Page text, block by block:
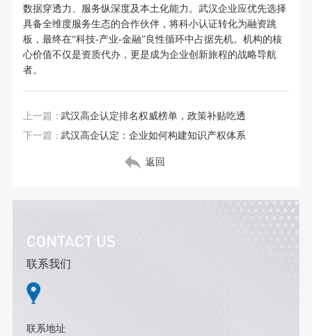
数据穿透力、服务纵深度及本土化能力。武汉企业应优先选择
具备全维度服务生态的合作伙伴，将科小认证转化为融资跳
板，最终在“科技-产业-金融”良性循环中占据先机。机构的核
心价值不仅是资质代办，更是成为企业创新旅程的战略导航
者。
上一篇：武汉高企认定排名权威榜单，政策补贴吃透
下一篇：武汉高企认定：企业如何构建知识产权体系
返回
CONTACT US
联系我们
联系地址